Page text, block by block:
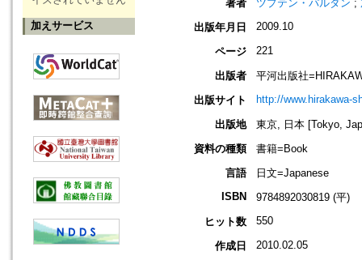
加えサービス
著者 ツプテン・パルダン ;
出版年月日
2009.10
ページ 221
出版者
平河出版社
出版サイト
http://www.hirakawa-
出版地
東京, 日本 [Tokyo,
資料の種類
書籍=Book
言語
日文=Japanese
ISBN
9784892030819 (平)
ヒット数
550
作成日 2010.02.05